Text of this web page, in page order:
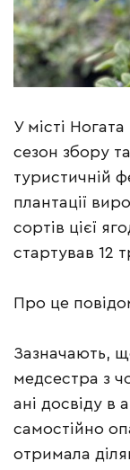
У місті
сезон збору
туристичній
плантації
сортів цієї
стартував 12
Про це
Зазначають,
медсестра з
ані досвіду в
самостійно
отримала